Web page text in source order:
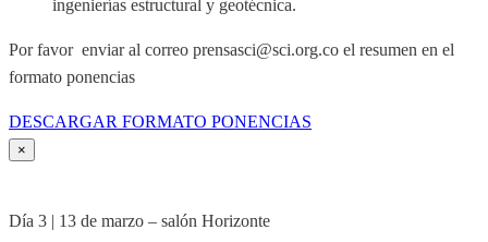
ingenierías estructural y geotécnica.
Por favor enviar al correo prensasci@sci.org.co el resumen en el
formato ponencias
DESCARGAR FORMATO PONENCIAS
×
Día 3 | 13 de marzo – salón Horizonte